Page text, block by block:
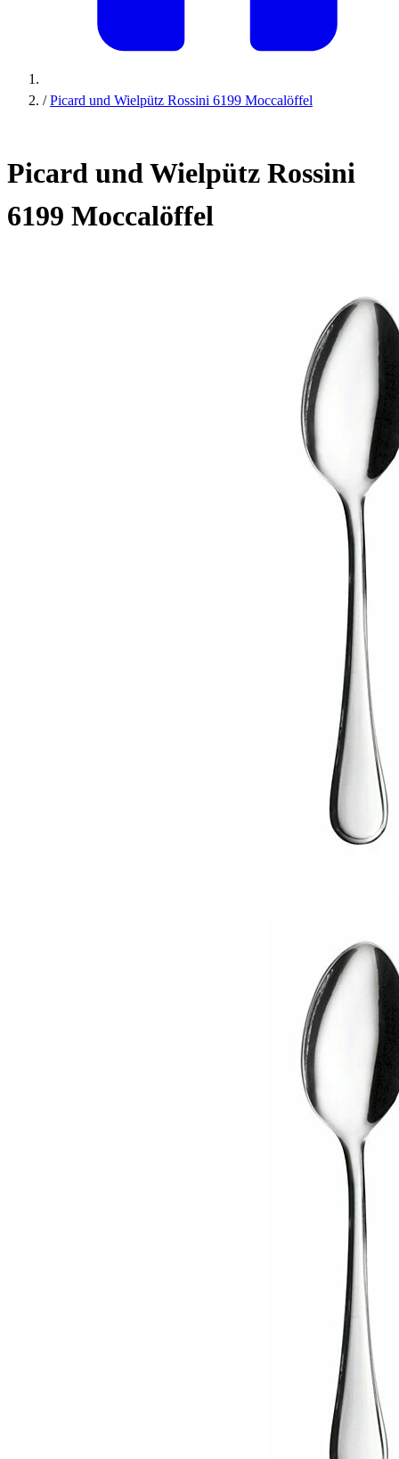
/ Picard und Wielpütz Rossini 6199 Moccalöffel
Picard und Wielpütz Rossini
6199 Moccalöffel